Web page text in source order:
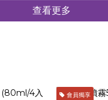
查看更多
會員獨享